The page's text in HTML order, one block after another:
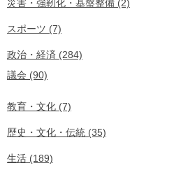
災害・強靭化・基盤整備 (2)
スポーツ (7)
政治・経済 (284)
議会 (90)
教育・文化 (7)
歴史・文化・伝統 (35)
生活 (189)